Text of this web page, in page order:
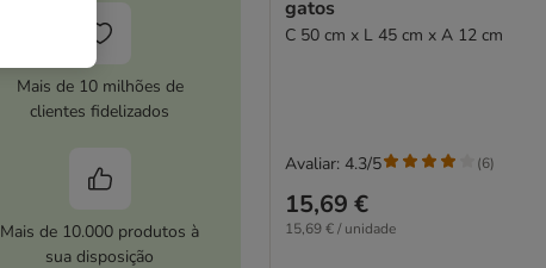
Mais de 10 milhões de
clientes fidelizados
Mais de 10.000 produtos à
sua disposição
gatos
C 50 cm x L 45 cm x A 12 cm
15,69 €
15,69 € / unidade
Avaliar: 4.3/5 (6)